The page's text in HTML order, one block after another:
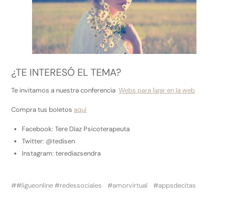
¿TE INTERESÓ EL TEMA?
Te invitamos a nuestra conferenciaWebs para ligar en la web
Compra tus boletosaquí
Facebook: Tere Díaz Psicoterapeuta
Twitter: @tedisen
Instagram: terediazsendra
#ligueonline #redessociales amorvirtual appsdecitas